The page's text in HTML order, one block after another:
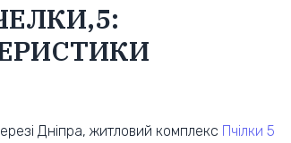
Дніпра, житловий комплекс Пчілки 5